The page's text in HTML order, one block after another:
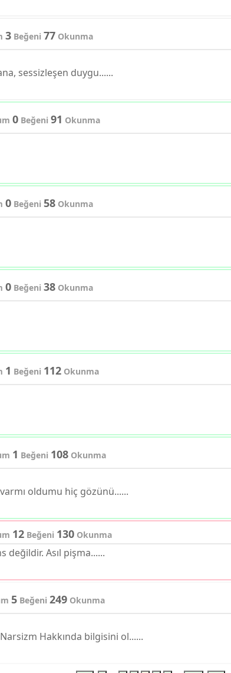
3 Beğeni 77 Okunma
sessizleşen duygu......
0 Beğeni 91 Okunma
0 Beğeni 58 Okunma
0 Beğeni 38 Okunma
1 Beğeni 112 Okunma
1 Beğeni 108 Okunma
oldumu hiç gözünü......
12 Beğeni 130 Okunma
değildir. Asıl pişma......
5 Beğeni 249 Okunma
Hakkında bilgisini ol......